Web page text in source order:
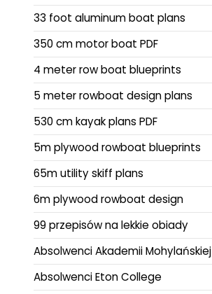
33 foot aluminum boat plans
350 cm motor boat PDF
4 meter row boat blueprints
5 meter rowboat design plans
530 cm kayak plans PDF
5m plywood rowboat blueprints
65m utility skiff plans
6m plywood rowboat design
99 przepisów na lekkie obiady
Absolwenci Akademii Mohylańskiej
Absolwenci Eton College